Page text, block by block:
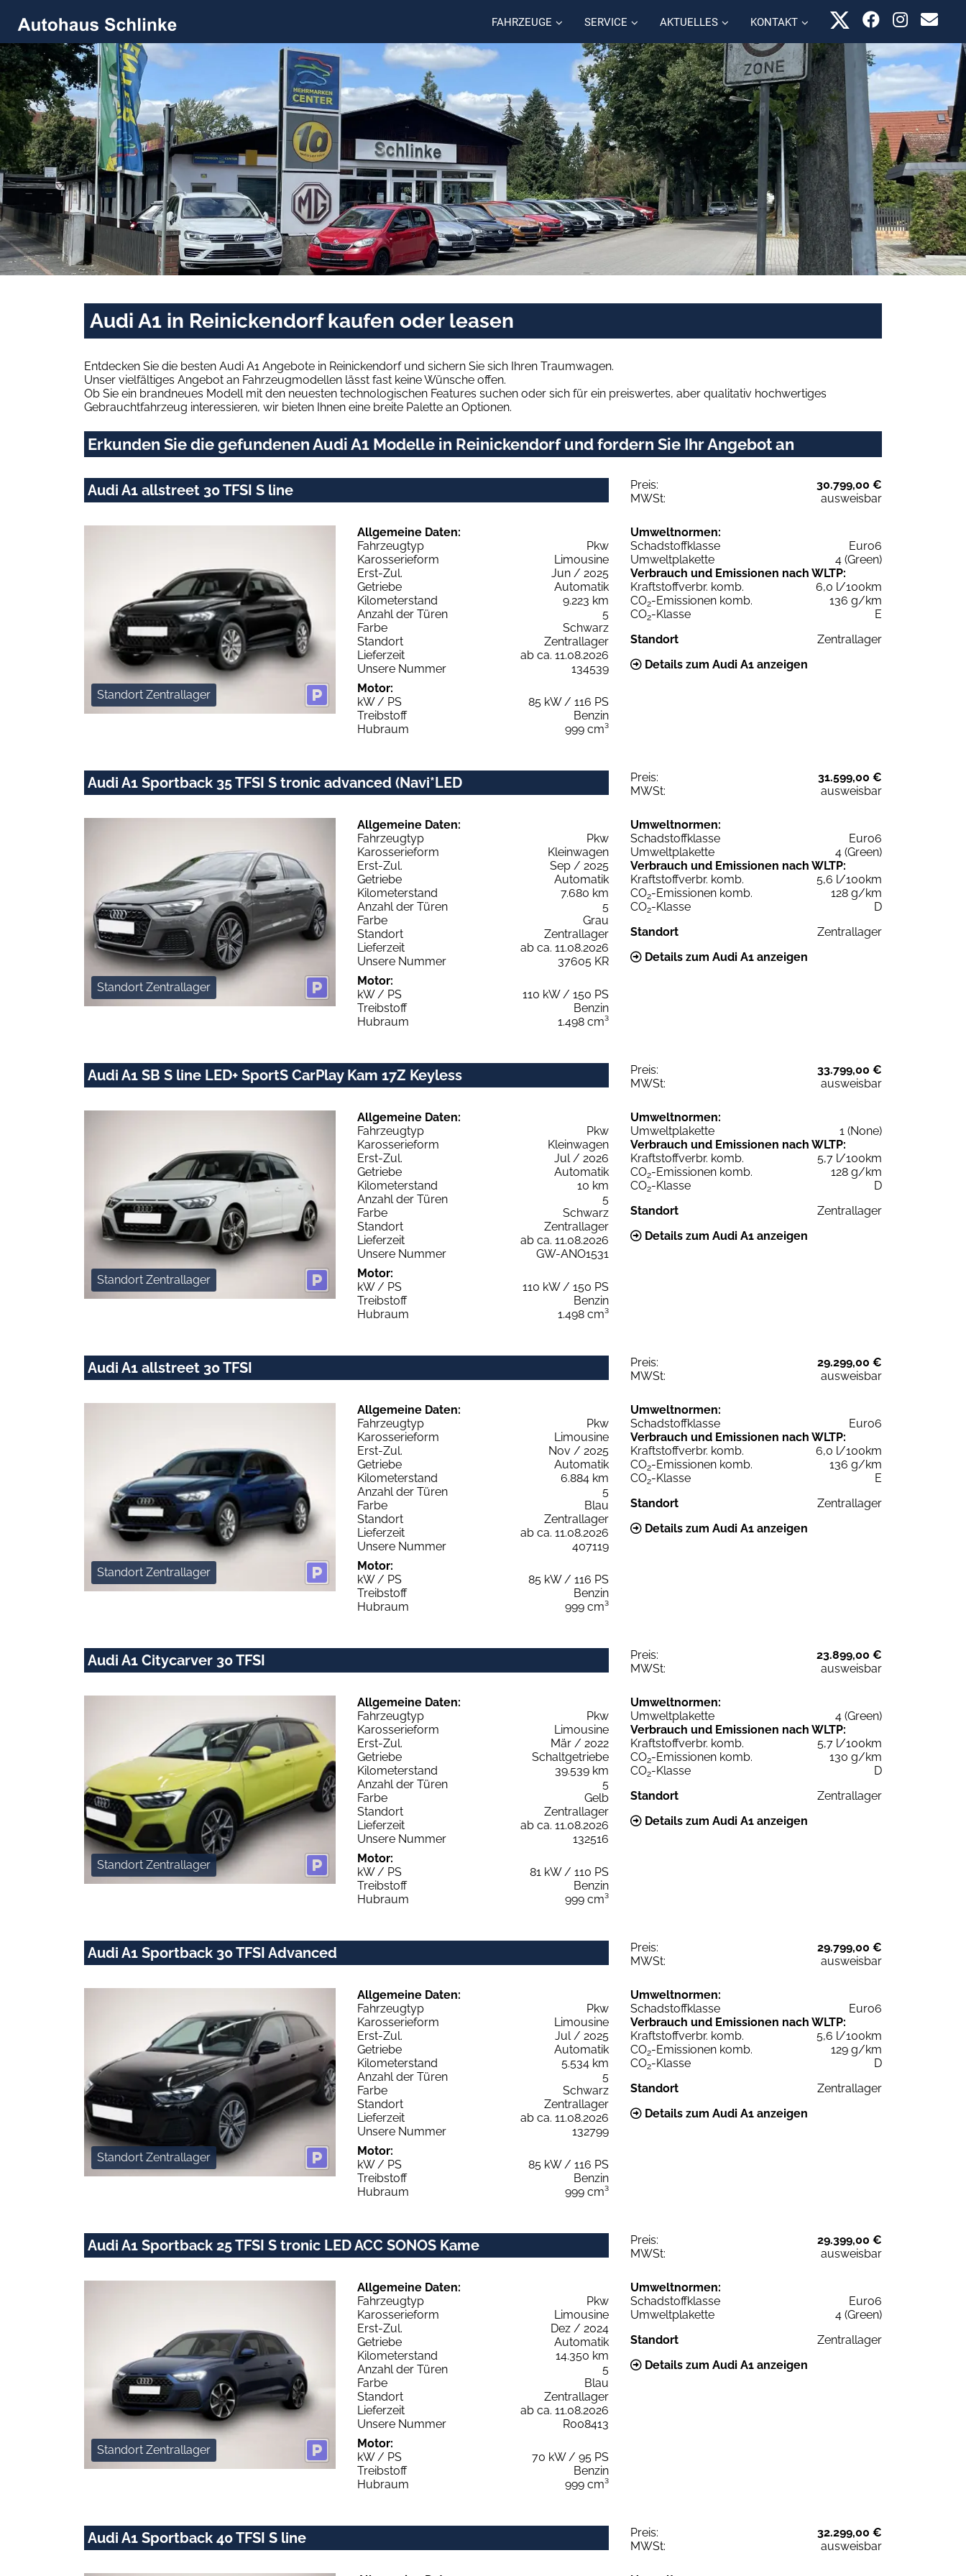
FAHRZEUGE SERVICE AKTUELLES KONTAKT
Audi A1 in Reinickendorf kaufen oder leasen
Entdecken Sie die besten Audi A1 Angebote in Reinickendorf und sichern Sie sich Ihren Traumwagen.
Unser vielfältiges Angebot an Fahrzeugmodellen lässt fast keine Wünsche offen.
Ob Sie ein brandneues Modell mit den neuesten technologischen Features suchen oder sich für ein preiswertes, aber qualitativ hochwertiges
Gebrauchtfahrzeug interessieren, wir bieten Ihnen eine breite Palette an Optionen.
Erkunden Sie die gefundenen Audi A1 Modelle in Reinickendorf und fordern Sie Ihr Angebot an
Audi A1 allstreet 30 TFSI S line Preis:
30.799,00 €
MWSt:
ausweisbar
Standort Zentrallager
Allgemeine Daten:
Fahrzeugtyp
Pkw
Karosserieform
Limousine
Erst-Zul.
Jun / 2025
Getriebe
Automatik
Kilometerstand
9.223 km
Anzahl der Türen
5
Farbe
Schwarz
Standort
Zentrallager
Lieferzeit
ab ca. 11.08.2026
Unsere Nummer
134539
Motor:
kW / PS
85 kW / 116 PS
Treibstoff
Benzin
Hubraum
999 cm³
Umweltnormen:
Schadstoffklasse
Euro6
Umweltplakette
4 (Green)
Verbrauch und Emissionen nach WLTP:
Kraftstoffverbr. komb.
6,0 l/100km
CO2-Emissionen komb.
136 g/km
CO2-Klasse
E
Standort
Zentrallager
Details zum Audi A1 anzeigen
Audi A1 Sportback 35 TFSI S tronic advanced (Navi*LED Preis:
31.599,00 €
MWSt:
ausweisbar
Standort Zentrallager
Allgemeine Daten:
Fahrzeugtyp
Pkw
Karosserieform
Kleinwagen
Erst-Zul.
Sep / 2025
Getriebe
Automatik
Kilometerstand
7.680 km
Anzahl der Türen
5
Farbe
Grau
Standort
Zentrallager
Lieferzeit
ab ca. 11.08.2026
Unsere Nummer
37605 KR
Motor:
kW / PS
110 kW / 150 PS
Treibstoff
Benzin
Hubraum
1.498 cm³
Umweltnormen:
Schadstoffklasse
Euro6
Umweltplakette
4 (Green)
Verbrauch und Emissionen nach WLTP:
Kraftstoffverbr. komb.
5,6 l/100km
CO2-Emissionen komb.
128 g/km
CO2-Klasse
D
Standort
Zentrallager
Details zum Audi A1 anzeigen
Audi A1 SB S line LED+ SportS CarPlay Kam 17Z Keyless Preis:
33.799,00 €
MWSt:
ausweisbar
Standort Zentrallager
Allgemeine Daten:
Fahrzeugtyp
Pkw
Karosserieform
Kleinwagen
Erst-Zul.
Jul / 2026
Getriebe
Automatik
Kilometerstand
10 km
Anzahl der Türen
5
Farbe
Schwarz
Standort
Zentrallager
Lieferzeit
ab ca. 11.08.2026
Unsere Nummer
GW-ANO1531
Motor:
kW / PS
110 kW / 150 PS
Treibstoff
Benzin
Hubraum
1.498 cm³
Umweltnormen:
Umweltplakette
1 (None)
Verbrauch und Emissionen nach WLTP:
Kraftstoffverbr. komb.
5,7 l/100km
CO2-Emissionen komb.
128 g/km
CO2-Klasse
D
Standort
Zentrallager
Details zum Audi A1 anzeigen
Audi A1 allstreet 30 TFSI Preis:
29.299,00 €
MWSt:
ausweisbar
Standort Zentrallager
Allgemeine Daten:
Fahrzeugtyp
Pkw
Karosserieform
Limousine
Erst-Zul.
Nov / 2025
Getriebe
Automatik
Kilometerstand
6.884 km
Anzahl der Türen
5
Farbe
Blau
Standort
Zentrallager
Lieferzeit
ab ca. 11.08.2026
Unsere Nummer
407119
Motor:
kW / PS
85 kW / 116 PS
Treibstoff
Benzin
Hubraum
999 cm³
Umweltnormen:
Schadstoffklasse
Euro6
Verbrauch und Emissionen nach WLTP:
Kraftstoffverbr. komb.
6,0 l/100km
CO2-Emissionen komb.
136 g/km
CO2-Klasse
E
Standort
Zentrallager
Details zum Audi A1 anzeigen
Audi A1 Citycarver 30 TFSI Preis:
23.899,00 €
MWSt:
ausweisbar
Standort Zentrallager
Allgemeine Daten:
Fahrzeugtyp
Pkw
Karosserieform
Limousine
Erst-Zul.
Mär / 2022
Getriebe
Schaltgetriebe
Kilometerstand
39.539 km
Anzahl der Türen
5
Farbe
Gelb
Standort
Zentrallager
Lieferzeit
ab ca. 11.08.2026
Unsere Nummer
132516
Motor:
kW / PS
81 kW / 110 PS
Treibstoff
Benzin
Hubraum
999 cm³
Umweltnormen:
Umweltplakette
4 (Green)
Verbrauch und Emissionen nach WLTP:
Kraftstoffverbr. komb.
5,7 l/100km
CO2-Emissionen komb.
130 g/km
CO2-Klasse
D
Standort
Zentrallager
Details zum Audi A1 anzeigen
Audi A1 Sportback 30 TFSI Advanced Preis:
29.799,00 €
MWSt:
ausweisbar
Standort Zentrallager
Allgemeine Daten:
Fahrzeugtyp
Pkw
Karosserieform
Limousine
Erst-Zul.
Jul / 2025
Getriebe
Automatik
Kilometerstand
5.534 km
Anzahl der Türen
5
Farbe
Schwarz
Standort
Zentrallager
Lieferzeit
ab ca. 11.08.2026
Unsere Nummer
132799
Motor:
kW / PS
85 kW / 116 PS
Treibstoff
Benzin
Hubraum
999 cm³
Umweltnormen:
Schadstoffklasse
Euro6
Verbrauch und Emissionen nach WLTP:
Kraftstoffverbr. komb.
5,6 l/100km
CO2-Emissionen komb.
129 g/km
CO2-Klasse
D
Standort
Zentrallager
Details zum Audi A1 anzeigen
Audi A1 Sportback 25 TFSI S tronic LED ACC SONOS Kame Preis:
29.399,00 €
MWSt:
ausweisbar
Standort Zentrallager
Allgemeine Daten:
Fahrzeugtyp
Pkw
Karosserieform
Limousine
Erst-Zul.
Dez / 2024
Getriebe
Automatik
Kilometerstand
14.350 km
Anzahl der Türen
5
Farbe
Blau
Standort
Zentrallager
Lieferzeit
ab ca. 11.08.2026
Unsere Nummer
R008413
Motor:
kW / PS
70 kW / 95 PS
Treibstoff
Benzin
Hubraum
999 cm³
Umweltnormen:
Schadstoffklasse
Euro6
Umweltplakette
4 (Green)
Standort
Zentrallager
Details zum Audi A1 anzeigen
Audi A1 Sportback 40 TFSI S line Preis:
32.299,00 €
MWSt:
ausweisbar